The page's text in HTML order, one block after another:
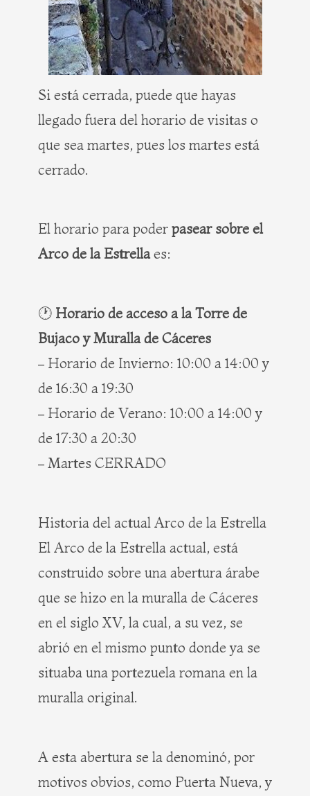
Si está cerrada, puede que hayas
llegado fuera del horario de visitas o
que sea martes, pues los martes está
cerrado.
El horario para poder pasear sobre el
Arco de la Estrellaes:
🕐 Horario de acceso a la Torre de
Bujaco y Muralla de Cáceres
– Horario de Invierno: 10:00 a 14:00 y
de 16:30 a 19:30
– Horario de Verano: 10:00 a 14:00 y
de 17:30 a 20:30
– Martes CERRADO
Historia del actual Arco de la Estrella
El Arco de la Estrella actual, está
construido sobre una abertura árabe
que se hizo en la muralla de Cáceres
en el siglo XV, la cual, a su vez, se
abrió en el mismo punto donde ya se
situaba una portezuela romana en la
muralla original.
A esta abertura se la denominó, por
motivos obvios, como Puerta Nueva, y